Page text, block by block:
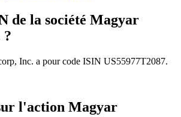
de la société Magyar
?
Inc. a pour code ISIN US55977T2087.
l'action Magyar